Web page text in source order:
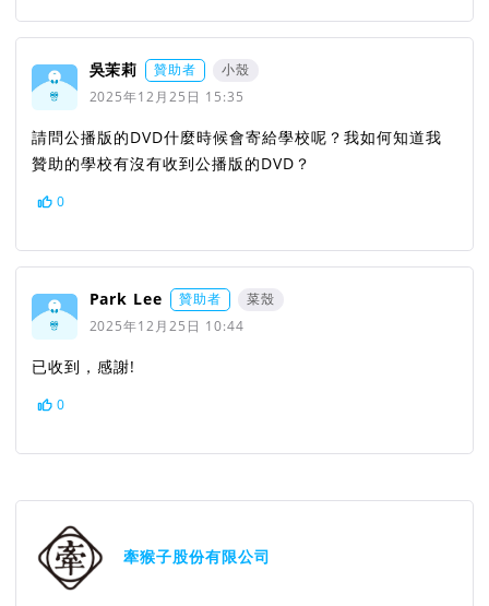
吳茉莉 贊助者
小殼
2025年12月25日 15:35
請問公播版的DVD什麼時候會寄給學校呢？我如何知道我
贊助的學校有沒有收到公播版的DVD？
0
Park Lee 贊助者
菜殼
2025年12月25日 10:44
已收到，感謝!
0
牽猴子股份有限公司